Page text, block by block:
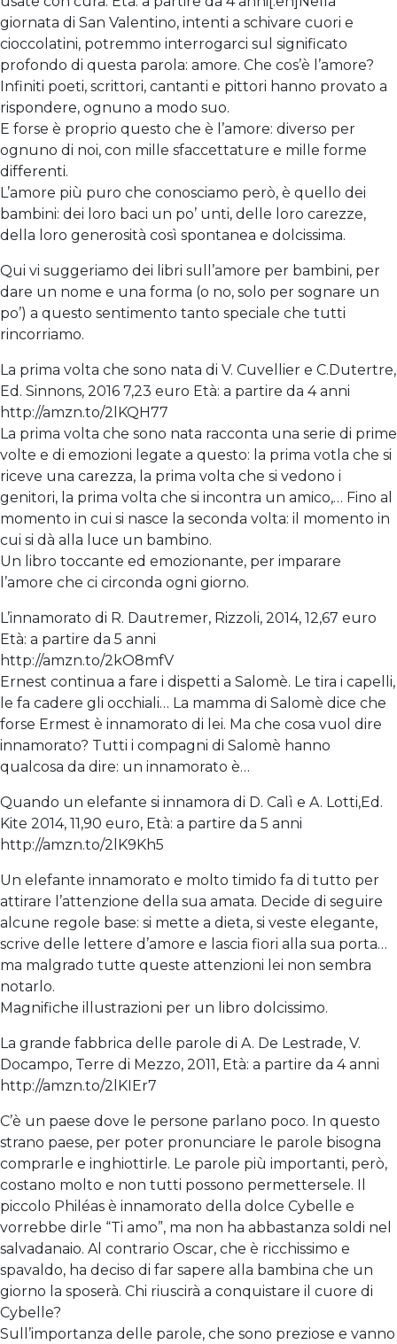
giornata di San Valentino, intenti a schivare cuori e
cioccolatini, potremmo interrogarci sul significato
profondo di questa parola: amore. Che cos’è l’amore?
Infiniti poeti, scrittori, cantanti e pittori hanno provato a
rispondere, ognuno a modo suo.
E forse è proprio questo che è l’amore: diverso per
ognuno di noi, con mille sfaccettature e mille forme
differenti.
L’amore più puro che conosciamo però, è quello dei
bambini: dei loro baci un po’ unti, delle loro carezze,
della loro generosità così spontanea e dolcissima.
Qui vi suggeriamo dei libri sull’amore per bambini, per
dare un nome e una forma (o no, solo per sognare un
po’) a questo sentimento tanto speciale che tutti
rincorriamo.
La prima volta che sono nata di V. Cuvellier e C.Dutertre,
Ed. Sinnons, 2016 7,23 euro Età: a partire da 4 anni
http://amzn.to/2lKQH77
La prima volta che sono nata racconta una serie di prime
volte e di emozioni legate a questo: la prima votla che si
riceve una carezza, la prima volta che si vedono i
genitori, la prima volta che si incontra un amico,… Fino al
momento in cui si nasce la seconda volta: il momento in
cui si dà alla luce un bambino.
Un libro toccante ed emozionante, per imparare
l’amore che ci circonda ogni giorno.
L’innamorato di R. Dautremer, Rizzoli, 2014, 12,67 euro
Età: a partire da 5 anni
http://amzn.to/2kO8mfV
Ernest continua a fare i dispetti a Salomè. Le tira i capelli,
le fa cadere gli occhiali… La mamma di Salomè dice che
forse Ermest è innamorato di lei. Ma che cosa vuol dire
innamorato? Tutti i compagni di Salomè hanno
qualcosa da dire: un innamorato è…
Quando un elefante si innamora di D. Calì e A. Lotti,Ed.
Kite 2014, 11,90 euro, Età: a partire da 5 anni
http://amzn.to/2lK9Kh5
Un elefante innamorato e molto timido fa di tutto per
attirare l’attenzione della sua amata. Decide di seguire
alcune regole base: si mette a dieta, si veste elegante,
scrive delle lettere d’amore e lascia fiori alla sua porta…
ma malgrado tutte queste attenzioni lei non sembra
notarlo.
Magnifiche illustrazioni per un libro dolcissimo.
La grande fabbrica delle parole di A. De Lestrade, V.
Docampo, Terre di Mezzo, 2011, Età: a partire da 4 anni
http://amzn.to/2lKIEr7
C’è un paese dove le persone parlano poco. In questo
strano paese, per poter pronunciare le parole bisogna
comprarle e inghiottirle. Le parole più importanti, però,
costano molto e non tutti possono permettersele. Il
piccolo Philéas è innamorato della dolce Cybelle e
vorrebbe dirle “Ti amo”, ma non ha abbastanza soldi nel
salvadanaio. Al contrario Oscar, che è ricchissimo e
spavaldo, ha deciso di far sapere alla bambina che un
giorno la sposerà. Chi riuscirà a conquistare il cuore di
Cybelle?
Sull’importanza delle parole, che sono preziose e vanno